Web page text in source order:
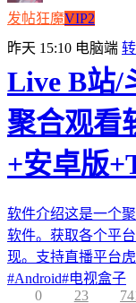
发帖狂魔VIP2
昨天 15:10 电脑端
Live B站/
聚合观看
+安卓版
软件介绍这是一个
软件。获取各个平
现。支持直播平台
#Android#电视盒子
0
23